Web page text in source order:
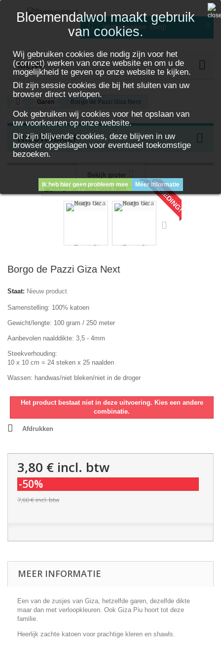
Winkelwagen (leeg)
MENU
Bloemendalwol maakt gebruik
van cookies.
Wij gebruiken cookies die nodig zijn voor het
(correct) werken van onze website en om u de
mogelijkheid te geven op onze website te kijken.
Dit zijn sessie cookies die bij het sluiten van uw
browser direct verlopen.
Ook gebruiken wij cookies voor het opslaan van
uw voorkeuren op onze website.
Dit zijn blijvende cookies, deze blijven in uw
browser opgeslagen voor eventueel toekomstige
bezoeken.
Ik heb hier geen probleem mee Meer informatie
Garen Borgo de Pazzi Giza Next
NIEUWSBRIEF
AANBIEDING!
Bekijk groter
Borgo de Pazzi Giza Next
Staat: Nieuw product
Samenstelling: 100% katoen
Gewicht/lengte: 100 gram / 250 meter
Aanbevolen naalddikte: 3,5 - 4mm
Steekverhouding:
10 x 10 cm = 24 steken x 25 naalden
Wassen: handwas/niet bleken/niet in de droger
Het product bestaat niet in deze uitvoering. Kies een andere
combinatie.
Afdrukken
3,80 € incl. btw
-50%
7,60 €incl. btw
MEER INFORMATIE
Een van de zusjes van Giza, hetzelfde garen, dezelfde dikte
maar dan met verloopkleuren. Ook Giza Piu hoort tot deze
familie.
Heerlijk zachte katoen voor prachtige kleren en shawls.